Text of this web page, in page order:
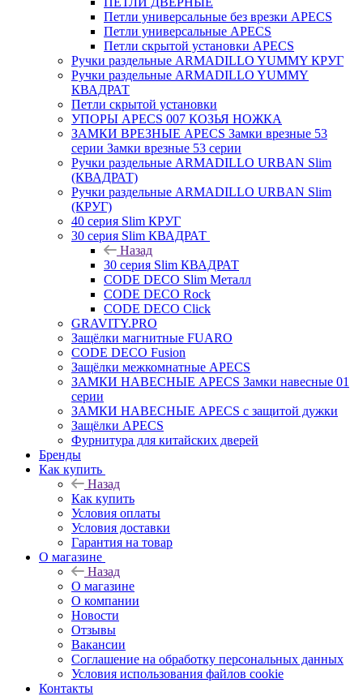
Петли универсальные без врезки APECS
Петли универсальные APECS
Петли скрытой установки APECS
Ручки раздельные ARMADILLO YUMMY КРУГ
Ручки раздельные ARMADILLO YUMMY
КВАДРАТ
Петли скрытой установки
УПОРЫ APECS 007 КОЗЬЯ НОЖКА
ЗАМКИ ВРЕЗНЫЕ APECS Замки врезные 53
серии Замки врезные 53 серии
Ручки раздельные ARMADILLO URBAN Slim
(КВАДРАТ)
Ручки раздельные ARMADILLO URBAN Slim
(КРУГ)
40 серия Slim КРУГ
30 серия Slim КВАДРАТ
Назад
30 серия Slim КВАДРАТ
CODE DECO Slim Металл
CODE DECO Rock
CODE DECO Click
GRAVITY.PRO
Защёлки магнитные FUARO
CODE DECO Fusion
Защёлки межкомнатные APECS
ЗАМКИ НАВЕСНЫЕ APECS Замки навесные 01
серии
ЗАМКИ НАВЕСНЫЕ APECS с защитой дужки
Защёлки APECS
Фурнитура для китайских дверей
Бренды
Как купить
Назад
Как купить
Условия оплаты
Условия доставки
Гарантия на товар
О магазине
Назад
О магазине
О компании
Новости
Отзывы
Вакансии
Соглашение на обработку персональных данных
Условия использования файлов cookie
Контакты